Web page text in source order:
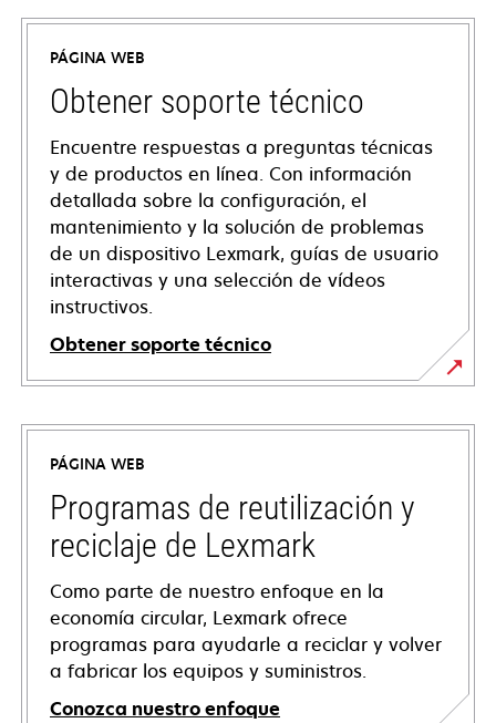
PÁGINA WEB
Obtener soporte técnico
Encuentre respuestas a preguntas técnicas
y de productos en línea. Con información
detallada sobre la configuración, el
mantenimiento y la solución de problemas
de un dispositivo Lexmark, guías de usuario
interactivas y una selección de vídeos
instructivos.
Obtener soporte técnico
se
abre
una
pestaña
nueva
PÁGINA WEB
Programas de reutilización y
reciclaje de Lexmark
Como parte de nuestro enfoque en la
economía circular, Lexmark ofrece
programas para ayudarle a reciclar y volver
a fabricar los equipos y suministros.
Conozca nuestro enfoque